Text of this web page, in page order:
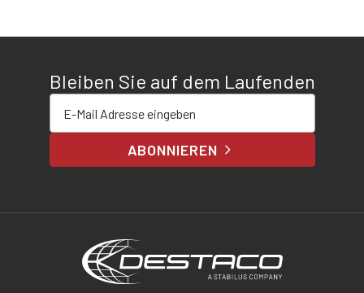
Bleiben Sie auf dem Laufenden
ABONNIEREN